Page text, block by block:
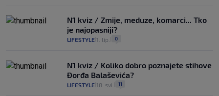
N1 kviz / Zmije, meduze, komarci... Tko
je najopasniji?
LIFESTYLE 1. lip. 0
N1 kviz / Koliko dobro poznajete stihove
Đorđa Balaševića?
LIFESTYLE 18. svi. 11